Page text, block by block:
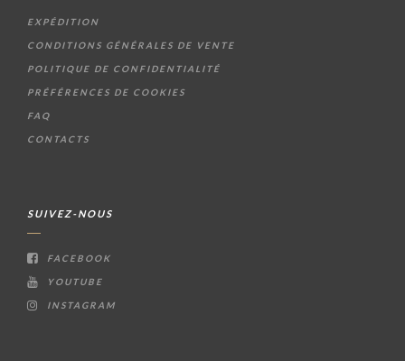
EXPÉDITION
CONDITIONS GÉNÉRALES DE VENTE
POLITIQUE DE CONFIDENTIALITÉ
PRÉFÉRENCES DE COOKIES
FAQ
CONTACTS
SUIVEZ-NOUS
FACEBOOK
YOUTUBE
INSTAGRAM